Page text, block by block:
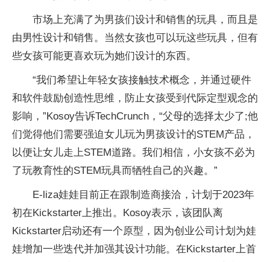
市场上充满了为男孩们设计和销售的玩具，而且是
由男性设计和销售。当然女孩也可以玩这些玩具，但有
些女孩可能更喜欢玩为她们设计的东西。
“我们希望让年轻女孩接触技术概念，并通过硬件
和软件鼓励创造性思维，防止女孩受到代际定型观念的
影响，”Kosoy告诉TechCrunch，“父母的选择太少了;他
们觉得他们需要强迫女儿玩为男孩设计的STEM产品，
以便让女儿走上STEM道路。我们相信，小女孩不必为
了玩教育性的STEM玩具而牺牲自己的兴趣。”
E-liza娃娃目前正在跟制造商接洽，计划于2023年
初在Kickstarter上推出。Kosoy表示，该团队离
Kickstarter启动还有一个原型，因为创业公司计划为娃
娃增加一些迭代并加强其设计功能。在Kickstarter上首